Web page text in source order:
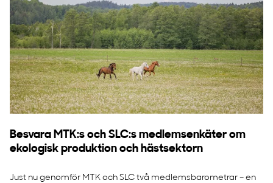
Besvara MTK:s och SLC:s medlemsenkäter om
ekologisk produktion och hästsektorn
Just nu genomför MTK och SLC två medlemsbarometrar – en